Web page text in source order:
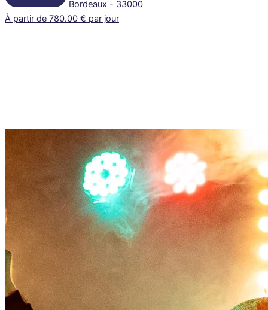
Bordeaux - 33000
À partir de 780.00 € par jour